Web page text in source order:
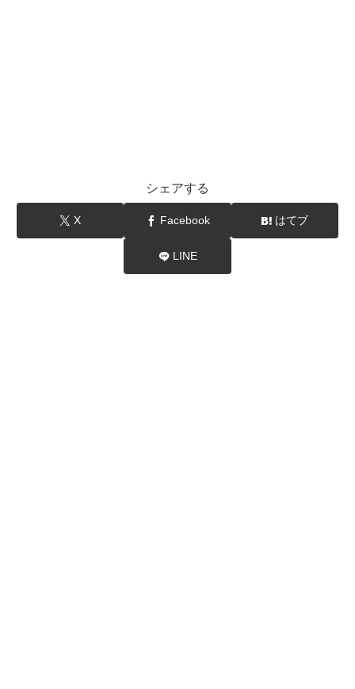
シェアする
X Facebook はてブ
LINE